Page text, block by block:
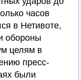
часов
в Нетивоте,
обороны
целям в
пресс-
были